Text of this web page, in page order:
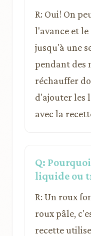
R: Oui! On
l'avance et
jusqu'à une
pendant des
réchauffer
d'ajouter les
avec la
Q:
liquide ou
R: Un roux
roux pâle,
recette